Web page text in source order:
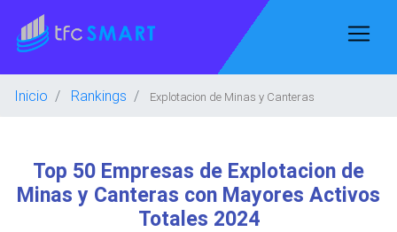
Inicio Rankings Explotacion de Minas y Canteras
Top 50 Empresas de Explotacion de
Minas y Canteras con Mayores Activos
Totales 2024